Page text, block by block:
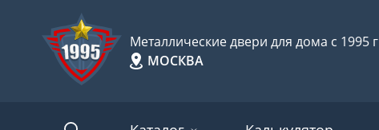
Металлические двери для дома с 1995 г
МОСКВА